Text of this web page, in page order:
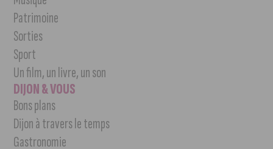
Patrimoine
Sorties
Sport
Un film, un livre, un son
DIJON & VOUS
Bons plans
Dijon à travers le temps
Gastronomie